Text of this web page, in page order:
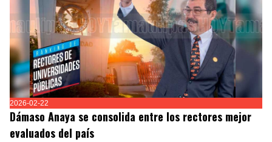
2026-02-22
Dámaso Anaya se consolida entre los rectores mejor
evaluados del país